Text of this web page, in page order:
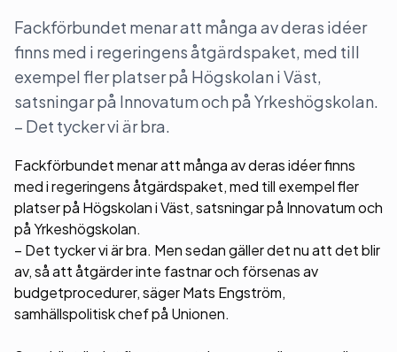
Fackförbundet menar att många av deras idéer
finns med i regeringens åtgärdspaket, med till
exempel fler platser på Högskolan i Väst,
satsningar på Innovatum och på Yrkeshögskolan.
– Det tycker vi är bra.
Fackförbundet menar att många av deras idéer finns
med i regeringens åtgärdspaket, med till exempel fler
platser på Högskolan i Väst, satsningar på Innovatum och
på Yrkeshögskolan.
– Det tycker vi är bra. Men sedan gäller det nu att det blir
av, så att åtgärder inte fastnar och försenas av
budgetprocedurer, säger Mats Engström,
samhällspolitisk chef på Unionen.